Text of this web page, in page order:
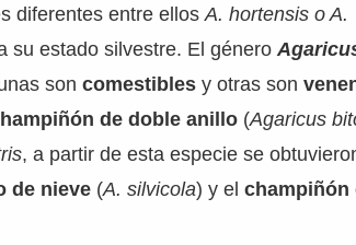
diferentes entre ellosA. hortensis o A.
su estado silvestre. El género
soncomestibles y otras son
de doble anillo (Agaricus
, a partir de esta especie se
de nieve (A. silvicola) y elchampiñón